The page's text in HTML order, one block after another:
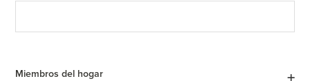
Miembros del hogar